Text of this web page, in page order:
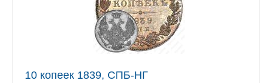
10 копеек 1839, СПБ-НГ